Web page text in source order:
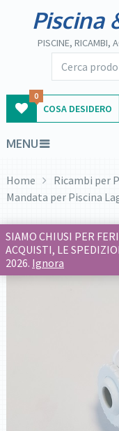
Piscina
PISCINE, RICAMBI,
COSA DESIDERO
0
MENU
Home Ricambi per
Mandata per Piscina
SIAMO CHIUSI PER
ACQUISTI, LE
2026. Ignora